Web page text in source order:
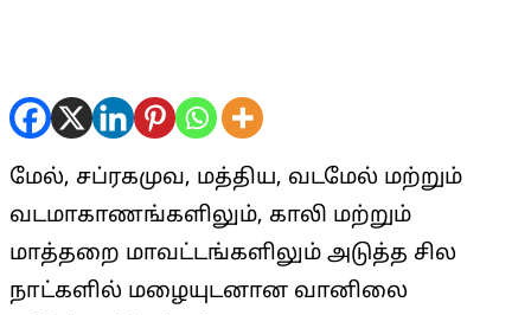
மேல், சப்ரகமுவ, மத்திய, வடமேல் மற்றும்
வடமாகாணங்களிலும், காலி மற்றும்
மாத்தறை மாவட்டங்களிலும் அடுத்த சில
நாட்களில் மழையுடனான வானிலை